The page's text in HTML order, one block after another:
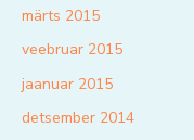
märts 2015
veebruar 2015
jaanuar 2015
detsember 2014